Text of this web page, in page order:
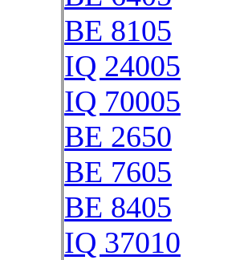
BE 8105
IQ 24005
IQ 70005
BE 2650
BE 7605
BE 8405
IQ 37010